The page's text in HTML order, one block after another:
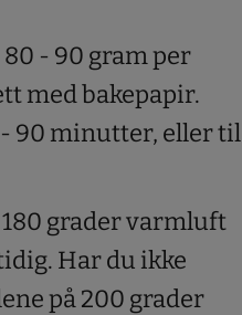
- 90 gram per
med bakepapir.
90 minutter, eller til
grader varmluft
Har du ikke
på 200 grader